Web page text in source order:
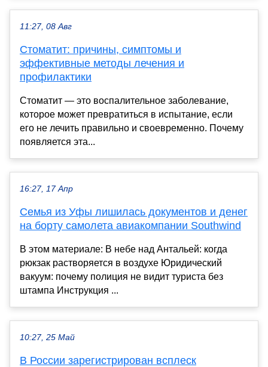
11:27, 08 Авг
Стоматит: причины, симптомы и
эффективные методы лечения и
профилактики
Стоматит — это воспалительное заболевание,
которое может превратиться в испытание, если
его не лечить правильно и своевременно. Почему
появляется эта...
16:27, 17 Апр
Семья из Уфы лишилась документов и денег
на борту самолета авиакомпании Southwind
В этом материале: В небе над Антальей: когда
рюкзак растворяется в воздухе Юридический
вакуум: почему полиция не видит туриста без
штампа Инструкция ...
10:27, 25 Май
В России зарегистрирован всплеск